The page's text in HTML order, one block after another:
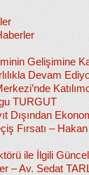
Gelişimine
Devam
TURGUT
Dışından
Fırsatı – Hakan
ile İlgili
– Av. Sedat